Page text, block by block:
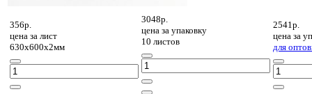
356р.
цена за лист
630х600х2мм
3048р.
цена за упаковку
10 листов
2541р.
цена за
для